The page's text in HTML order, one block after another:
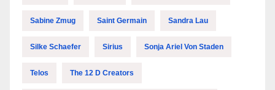
Sabine Zmug Saint Germain Sandra Lau
Silke Schaefer Sirius Sonja Ariel Von Staden
Telos The 12 D Creators